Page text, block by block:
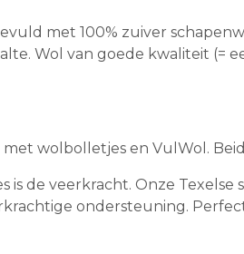
met 100% zuiver
Wol van goede kwaliteit (=
wolbolletjes en VulWol.
is de veerkracht. Onze
ondersteuning.